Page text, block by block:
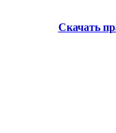
Скачать